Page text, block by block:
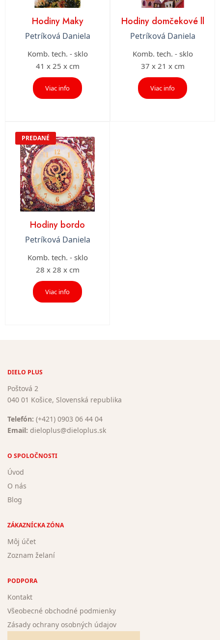
Hodiny Maky
Petríková Daniela
Komb. tech. - sklo
41 x 25 x cm
Viac info
Hodiny domčekové ll
Petríková Daniela
Komb. tech. - sklo
37 x 21 x cm
Viac info
PREDANÉ
Hodiny bordo
Petríková Daniela
Komb. tech. - sklo
28 x 28 x cm
Viac info
DIELO PLUS
Poštová 2
040 01 Košice, Slovenská republika
Telefón: (+421) 0903 06 44 04
Email: dieloplus@dieloplus.sk
O SPOLOČNOSTI
Úvod
O nás
Blog
ZÁKAZNÍCKA ZÓNA
Môj účet
Zoznam želaní
PODPORA
Kontakt
Všeobecné obchodné podmienky
Zásady ochrany osobných údajov